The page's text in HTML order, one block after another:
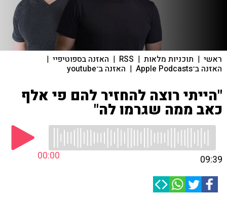
ראשי | תוכניות מלאות |
RSS
| האזנה בספוטיפיי |
האזנה ב־Apple Podcasts | האזנה ב־youtube
"הייתי רוצה להחזיר להם פי אלף
כאב ממה שגרמו לה"
00:00 09:39